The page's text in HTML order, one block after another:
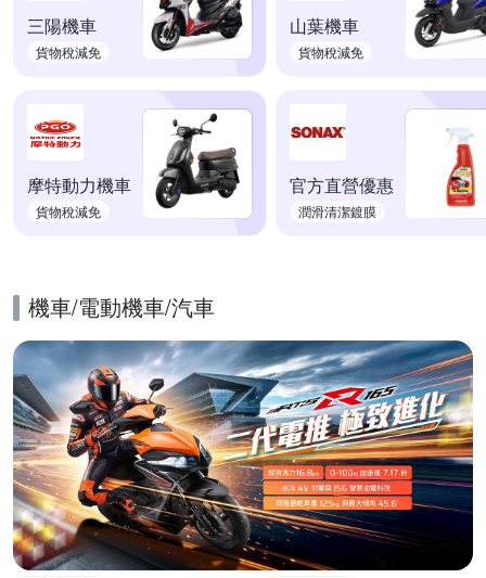
三陽機車
貨物稅減免
山葉機車
貨物稅減免
摩特動力機車
貨物稅減免
官方直營優惠
潤滑清潔鍍膜
機車/電動機車/汽車